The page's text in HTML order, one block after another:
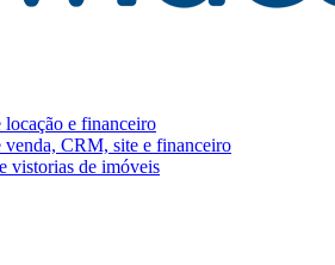
locação e financeiro
venda, CRM, site e financeiro
vistorias de imóveis